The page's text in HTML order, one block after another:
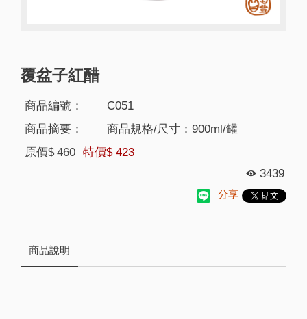
覆盆子紅醋
商品編號：
C051
商品摘要：
商品規格/尺寸：900ml/罐
原價$ 460 特價$ 423
3439
分享
商品說明